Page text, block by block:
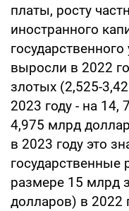
платы, росту
иностранного
выросли в 2022
злотых (2,525-
2023 году - на 14,
4,975 млрд
в 2023 году это
государственные
размере 15 млрд
долларов) в 2022